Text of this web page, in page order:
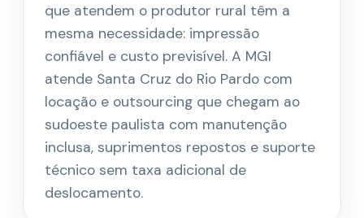
que atendem o produtor rural têm a
mesma necessidade: impressão
confiável e custo previsível. A MGI
atende Santa Cruz do Rio Pardo com
locação e outsourcing que chegam ao
sudoeste paulista com manutenção
inclusa, suprimentos repostos e suporte
técnico sem taxa adicional de
deslocamento.